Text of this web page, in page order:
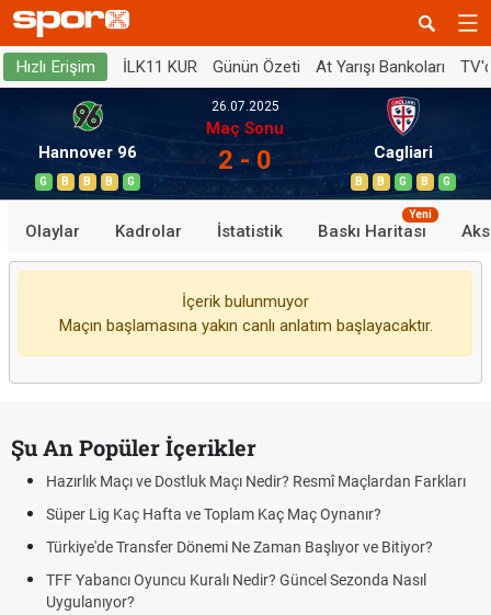
Hızlı Erişim İLK11 KUR Günün Özeti At Yarışı Bankoları
Hannover 96
G B B B G
26.07.2025
Maç Sonu
2 - 0 Cagliari
B B G B G
Olaylar Kadrolar İstatistik Baskı Haritası
Yeni
İçerik bulunmuyor
Maçın başlamasına yakın canlı anlatım başlayacaktır.
Şu An Popüler İçerikler
Hazırlık Maçı ve Dostluk Maçı Nedir? Resmî Maçlardan Farkları
Süper Lig Kaç Hafta ve Toplam Kaç Maç Oynanır?
Türkiye'de Transfer Dönemi Ne Zaman Başlıyor ve Bitiyor?
TFF Yabancı Oyuncu Kuralı Nedir? Güncel Sezonda Nasıl
Uygulanıyor?